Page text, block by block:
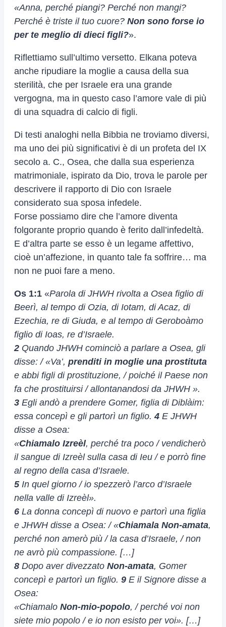
«Anna, perché piangi? Perché non mangi?
Perché è triste il tuo cuore? Non sono forse io
per te meglio di dieci figli?».
Riflettiamo sull’ultimo versetto. Elkana poteva
anche ripudiare la moglie a causa della sua
sterilità, che per Israele era una grande
vergogna, ma in questo caso l’amore vale di più
di una squadra di calcio di figli.
Di testi analoghi nella Bibbia ne troviamo diversi,
ma uno dei più significativi è di un profeta del IX
secolo a. C., Osea, che dalla sua esperienza
matrimoniale, ispirato da Dio, trova le parole per
descrivere il rapporto di Dio con Israele
considerato sua sposa infedele.
Forse possiamo dire che l’amore diventa
folgorante proprio quando è ferito dall’infedeltà.
E d’altra parte se esso è un legame affettivo,
cioè un’affezione, in quanto tale fa soffrire… ma
non ne puoi fare a meno.
Os 1:1 «Parola di JHWH rivolta a Osea figlio di
Beerì, al tempo di Ozia, di Iotam, di Acaz, di
Ezechia, re di Giuda, e al tempo di Geroboàmo
figlio di Ioas, re d’Israele.
2 Quando JHWH cominciò a parlare a Osea, gli
disse: / «Va’, prenditi in moglie una prostituta
e abbi figli di prostituzione, / poiché il Paese non
fa che prostituirsi / allontanandosi da JHWH ».
3 Egli andò a prendere Gomer, figlia di Diblàim:
essa concepì e gli partorì un figlio.4 E JHWH
disse a Osea:
«Chiamalo Izreèl, perché tra poco / vendicherò
il sangue di Izreèl sulla casa di Ieu / e porrò fine
al regno della casa d’Israele.
5In quel giorno / io spezzerò l’arco d’Israele
nella valle di Izreèl».
6 La donna concepì di nuovo e partorì una figlia
e JHWH disse a Osea: / «Chiamala Non-amata,
perché non amerò più / la casa d’Israele, / non
ne avrò più compassione. […]
8 Dopo aver divezzato Non-amata, Gomer
concepì e partorì un figlio. 9 E il Signore disse a
Osea:
«Chiamalo Non-mio-popolo, / perché voi non
siete mio popolo / e io non esisto per voi». […]